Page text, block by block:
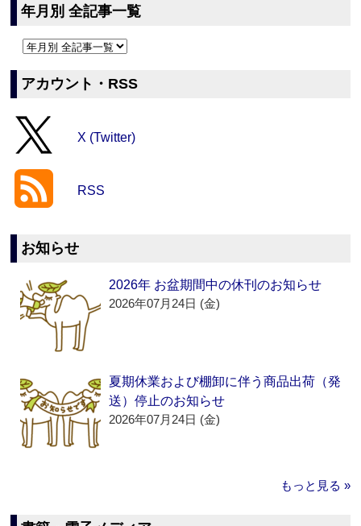
年月別 全記事一覧
アカウント・RSS
X (Twitter)
RSS
お知らせ
2026年 お盆期間中の休刊のお知らせ
2026年07月24日 (金)
夏期休業および棚卸に伴う商品出荷（発
送）停止のお知らせ
2026年07月24日 (金)
もっと見る »